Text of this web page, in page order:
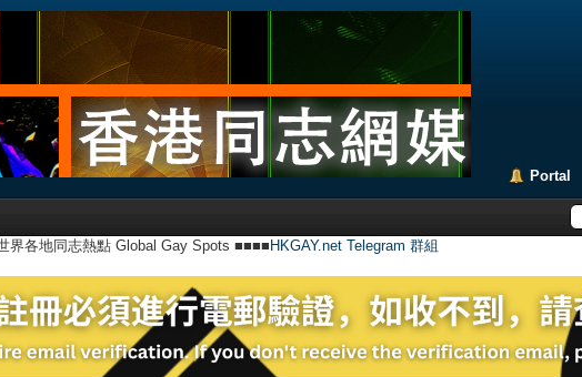
Portal
界各地同志熱點 Global Gay Spots ■■■■HKGAY.net Telegram 群組